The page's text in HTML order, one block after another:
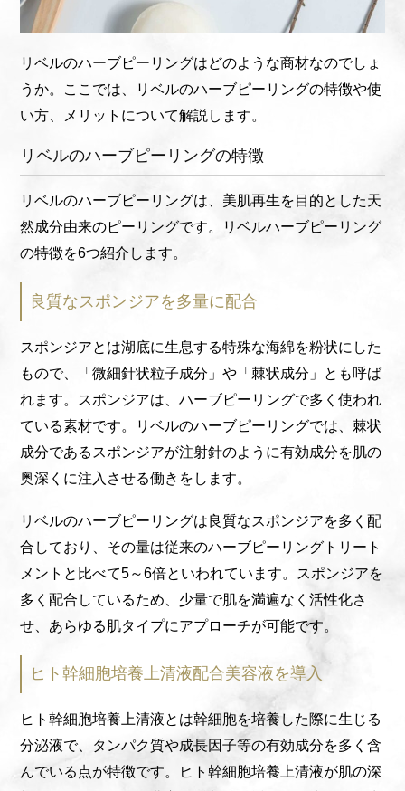
リベルのハーブピーリングはどのような商材なのでしょ
うか。ここでは、リベルのハーブピーリングの特徴や使
い方、メリットについて解説します。
リベルのハーブピーリングの特徴
リベルのハーブピーリングは、美肌再生を目的とした天
然成分由来のピーリングです。リベルハーブピーリング
の特徴を6つ紹介します。
良質なスポンジアを多量に配合
スポンジアとは湖底に生息する特殊な海綿を粉状にした
もので、「微細針状粒子成分」や「棘状成分」とも呼ば
れます。スポンジアは、ハーブピーリングで多く使われ
ている素材です。リベルのハーブピーリングでは、棘状
成分であるスポンジアが注射針のように有効成分を肌の
奥深くに注入させる働きをします。
リベルのハーブピーリングは良質なスポンジアを多く配
合しており、その量は従来のハーブピーリングトリート
メントと比べて5～6倍といわれています。スポンジアを
多く配合しているため、少量で肌を満遍なく活性化さ
せ、あらゆる肌タイプにアプローチが可能です。
ヒト幹細胞培養上清液配合美容液を導入
ヒト幹細胞培養上清液とは幹細胞を培養した際に生じる
分泌液で、タンパク質や成長因子等の有効成分を多く含
んでいる点が特徴です。ヒト幹細胞培養上清液が肌の深